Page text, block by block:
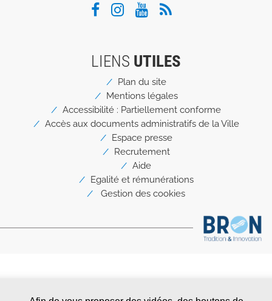
LIENS UTILES
Menu
Pied
de
page
Plan du site
Mentions légales
Accessibilité : Partiellement conforme
Accès aux documents administratifs de la Ville
Espace presse
Recrutement
Aide
Egalité et rémunérations
Gestion des cookies